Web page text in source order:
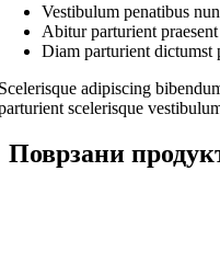
Vestibulum penatibus
Abitur parturient
Diam parturient dictumst
adipiscing
scelerisque
Поврзани